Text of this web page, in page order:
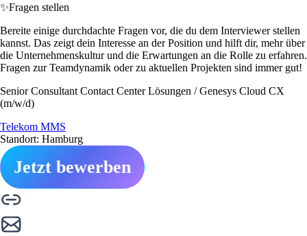
✨Fragen stellen
Bereite einige durchdachte Fragen vor, die du dem Interviewer stellen
kannst. Das zeigt dein Interesse an der Position und hilft dir, mehr über
die Unternehmenskultur und die Erwartungen an die Rolle zu erfahren.
Fragen zur Teamdynamik oder zu aktuellen Projekten sind immer gut!
Senior Consultant Contact Center Lösungen / Genesys Cloud CX
(m/w/d)
Telekom MMS
Standort: Hamburg
Jetzt bewerben